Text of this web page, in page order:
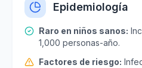
Epidemiología
Raro en niños sanos:
1,000 personas-año.
Factores de riesgo: